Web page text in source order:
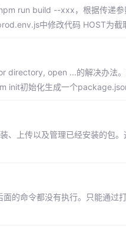
run build --xxx，根据传递参
中修改代码 HOST为截
directory, open ...的解决办法
init初始化生成一个package.json
上传以及管理已经安装的包
的命令都没有执行。只能通过